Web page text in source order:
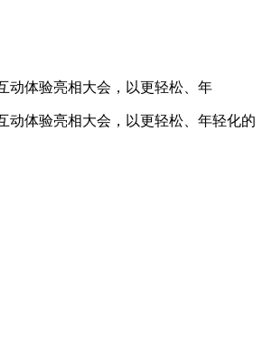
动体验亮相大会，以更轻松、年
动体验亮相大会，以更轻松、年轻化的